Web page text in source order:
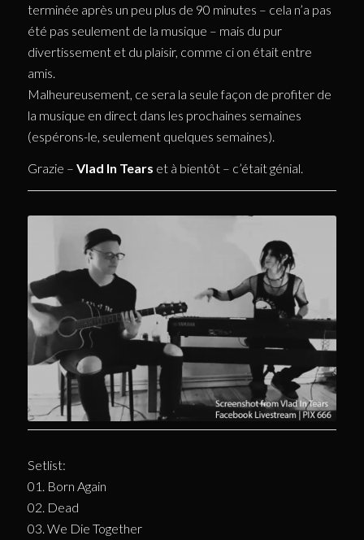
terminée après un peu plus de 90 minutes – cela n’a pas
été pas seulement de la musique – mais du pur
divertissement et du plaisir, comme ci on était entre
amis.
Malheureusement, ce sera la seule façon de profiter de
la musique en direct dans les prochaines semaines
(espérons-le, seulement quelques semaines).
Grazie – Vlad In Tears et à bientôt – c’était génial.
Setlist:
01. Born Again
02. Dead
03. We Die Together